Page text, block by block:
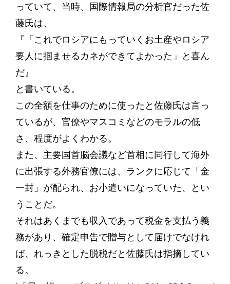
っていて、当時、国際情報局の分析官だった佐
藤氏は、
『「これでロシアにもっていくお土産やロシア
要人に掴ませるカネができてよかった」と喜ん
だ』
と書いている。
この全額を仕事のために使ったと佐藤氏は言っ
ているが、官僚やマスコミなどのモラルの低
さ、程度がよくわかる。
また、主要国首脳会議など首相に同行して海外
に出張する外務官僚には、ランクに応じて「金
一封」が配られ、お小遣いになっていた、とい
うことだ。
それはあくまでも収入であって税金を支払う義
務があり、確定申告で贈与として届けでなけれ
ば、れっきとした脱税だと佐藤氏は指摘してい
る。